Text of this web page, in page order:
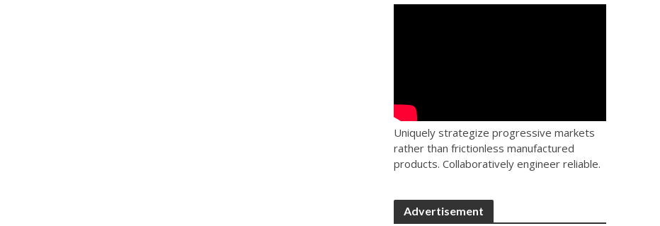
Uniquely strategize progressive markets
rather than frictionless manufactured
products. Collaboratively engineer reliable.
Advertisement